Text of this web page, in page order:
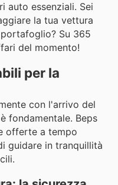
auto essenziali. Sei
la tua vettura
Su 365
del momento!
per la
con l'arrivo del
fondamentale. Beps
offerte a tempo
guidare in tranquillità